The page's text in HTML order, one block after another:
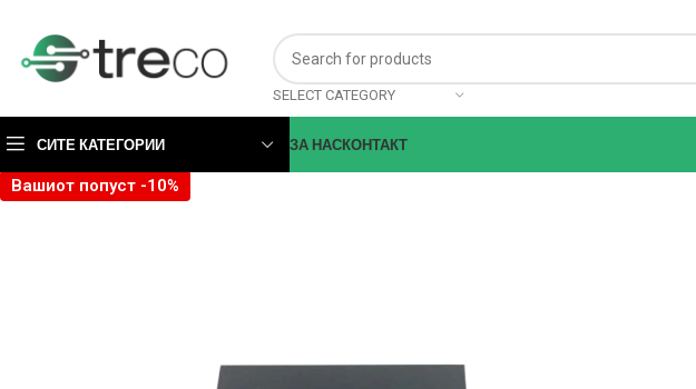
SELECT CATEGORY
СИТЕ КАТЕГОРИИ ЗА НАСКОНТАКТ
Вашиот попуст -10%